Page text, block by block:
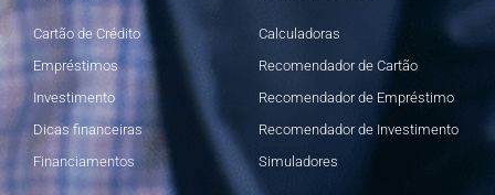
Cartão de Crédito
Empréstimos
Investimento
Dicas financeiras
Financiamentos
Calculadoras
Recomendador de Cartão
Recomendador de Empréstimo
Recomendador de Investimento
Simuladores